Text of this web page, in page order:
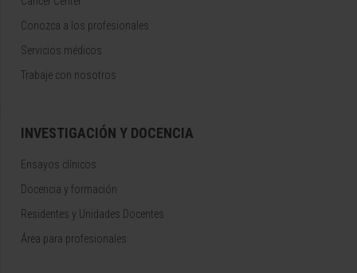
Conozca a los profesionales
Servicios médicos
Trabaje con nosotros
INVESTIGACIÓN Y DOCENCIA
Ensayos clínicos
Docencia y formación
Residentes y Unidades Docentes
Área para profesionales